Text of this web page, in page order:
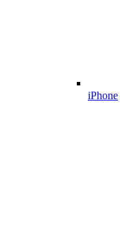
iPhone